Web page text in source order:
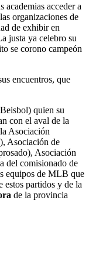
academias acceder a
organizaciones de
de exhibir en
justa ya celebro su
se corono campeón
encuentros, que
quien su
con el aval de la
Asociación
Asociación de
Asociación
del comisionado de
equipos de MLB que
estos partidos y de la
de la provincia